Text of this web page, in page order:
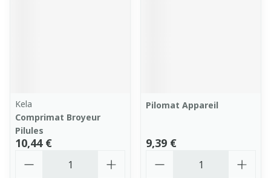
Kela
Comprimat Broyeur
Pilules
10,44 €
Pilomat Appareil
9,39 €